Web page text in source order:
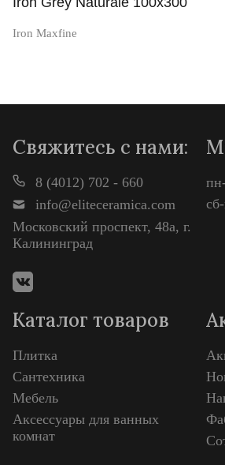
Просмотр
Iron Maxfine
Свяжитесь с нами:
8 (4012) 702 - 660
info@eliteceramica.com
Московский проспект, 48а, г.
Калининград
Каталог товаров
Плитка
Сантехника
Мебель
Аксессуары для ванных
комнат